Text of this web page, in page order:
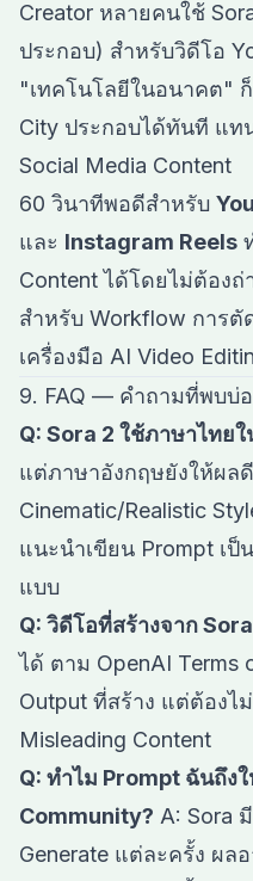
Creator หลายคนใช้
ประกอบ) สำหรับวิดีโอ
"เทคโนโลยีในอนาคต"
City ประกอบได้ทันที แท
Social Media Content
60 วินาทีพอดีสำหรับ
และ Instagram Reels
Content ได้โดยไม่ต้องถ่
สำหรับ Workflow การ
เครื่องมือ AI Video
9. FAQ — คำถามที่พบบ่
Q: Sora 2 ใช้ภาษาไทย
แต่ภาษาอังกฤษยังให้ผล
Cinematic/Realistic
แนะนำเขียน Prompt เ
แบบ
Q: วิดีโอที่สร้างจาก
ได้ ตาม OpenAI Terms
Output ที่สร้าง แต่ต้องไ
Misleading Content
Q: ทำไม Prompt ฉันถึง
Community? A: Sora
Generate แต่ละครั้ง ผล